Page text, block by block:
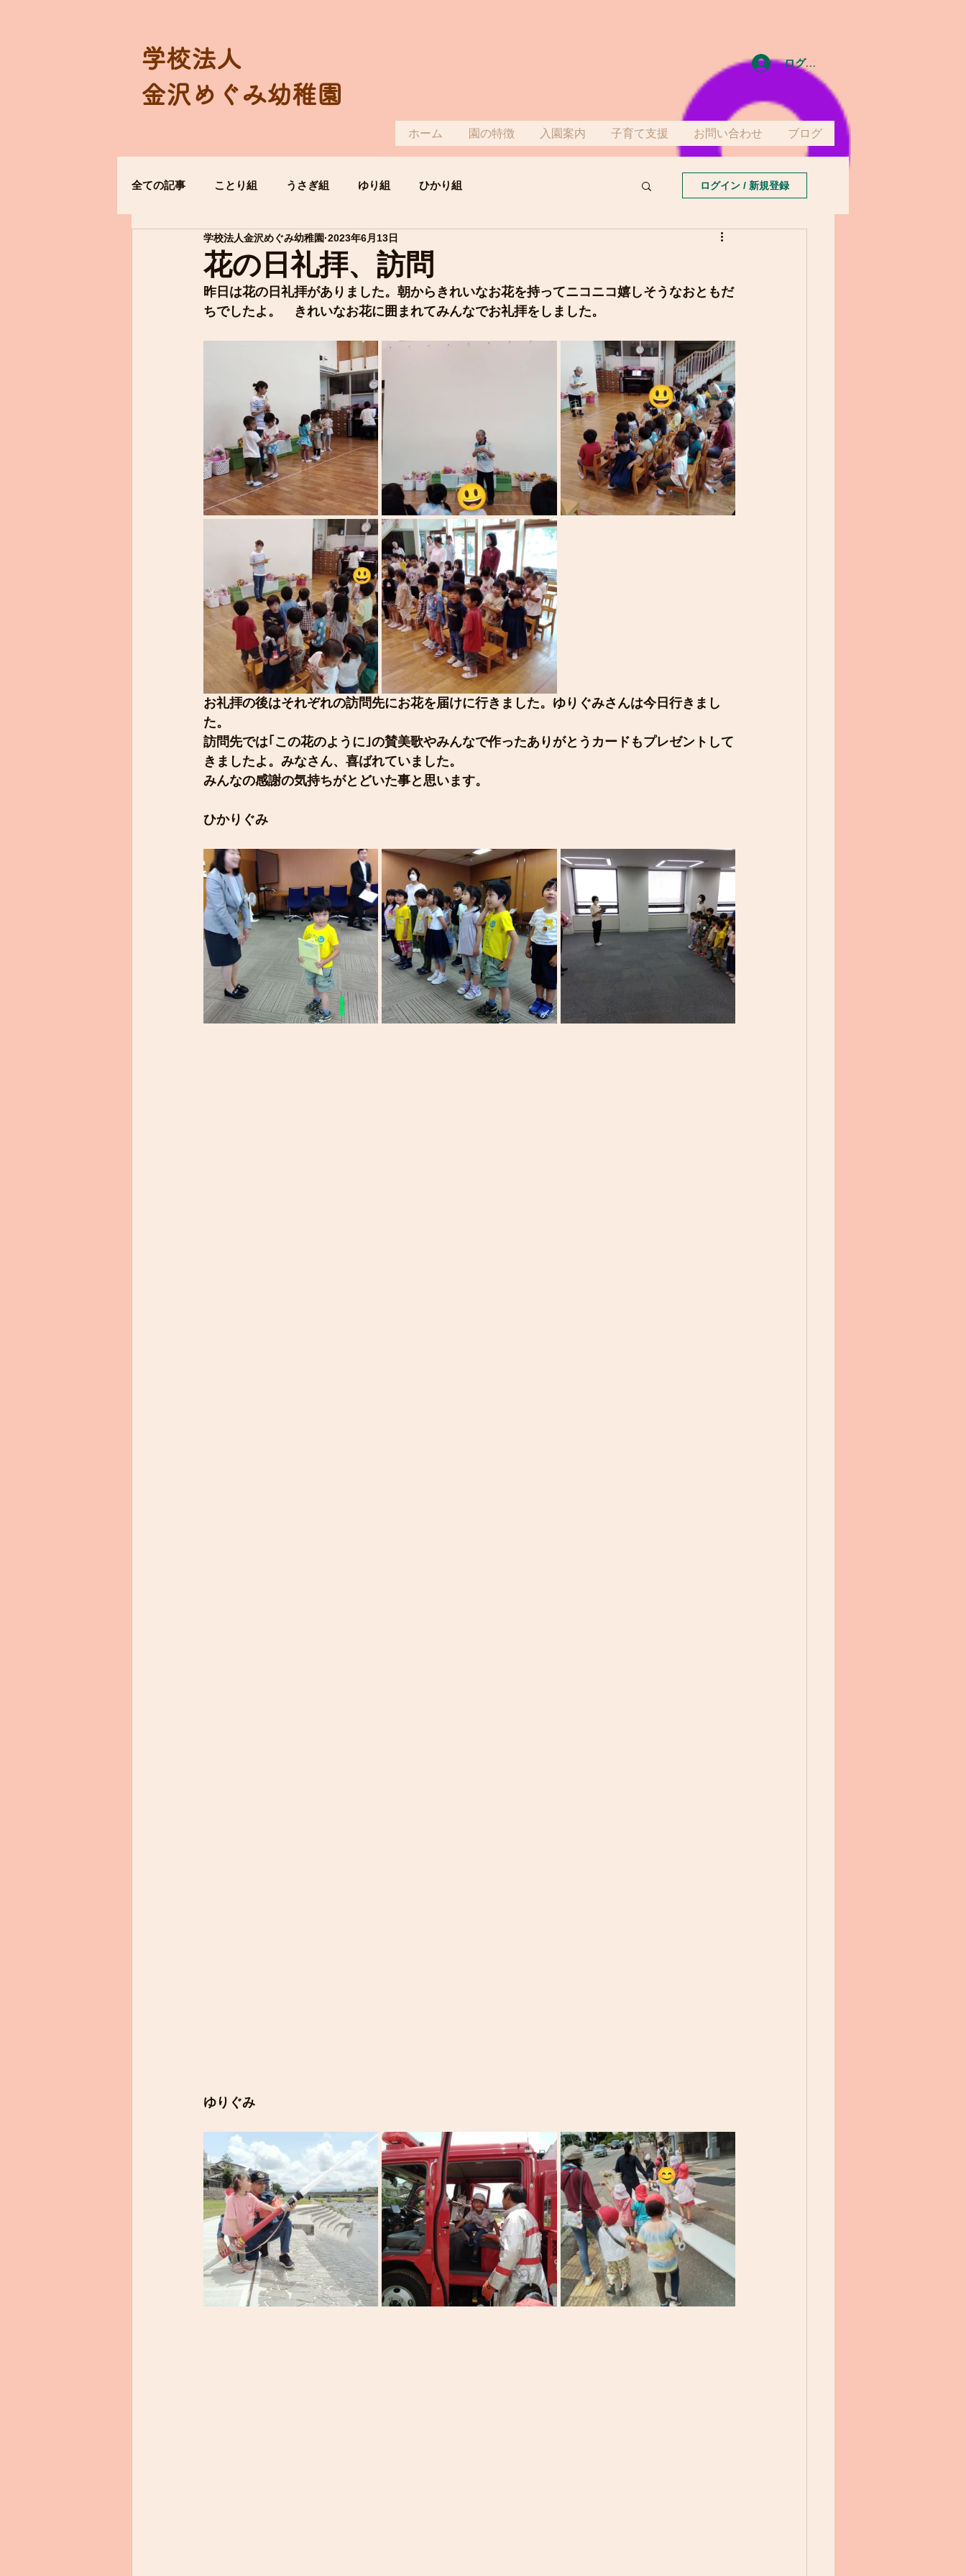
学校法人
金沢めぐみ幼稚園
ログイン
ホーム 園の特徴 入園案内 子育て支援 お問い合わせ ブログ
全ての記事 ことり組 うさぎ組 ゆり組 ひかり組 ログイン / 新規登録
花の日礼拝、訪問
学校法人金沢めぐみ幼稚園 2023年6月13日
昨日は花の日礼拝がありました。朝からきれいなお花を持ってニコニコ嬉しそうなおともだ
ちでしたよ。　きれいなお花に囲まれてみんなでお礼拝をしました。
お礼拝の後はそれぞれの訪問先にお花を届けに行きました。ゆりぐみさんは今日行きまし
た。
訪問先では｢この花のように｣の賛美歌やみんなで作ったありがとうカードもプレゼントして
きましたよ。みなさん、喜ばれていました。
みんなの感謝の気持ちがとどいた事と思います。
ひかりぐみ
ゆりぐみ